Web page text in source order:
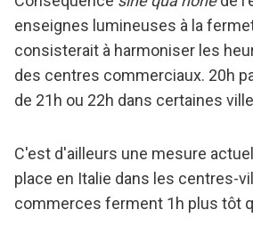
enseignes lumineuses à la
consisterait à harmoniser les
des centres commerciaux. 20h
de 21h ou 22h dans certaines
C'est d'ailleurs une mesure
place en Italie dans les centres-
commerces ferment 1h plus tôt